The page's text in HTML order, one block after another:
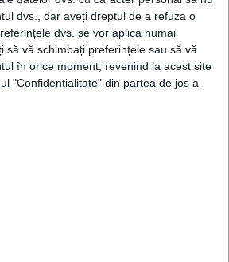
dvs., dar aveți dreptul de a refuza o
dvs. se vor aplica numai
să vă schimbați preferințele sau să vă
în orice moment, revenind la acest site
"Confidențialitate" din partea de jos a